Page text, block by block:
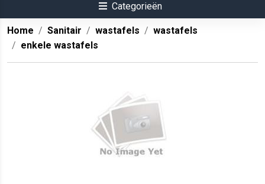
Categorieën
Home Sanitair wastafels
wastafels
enkele wastafels